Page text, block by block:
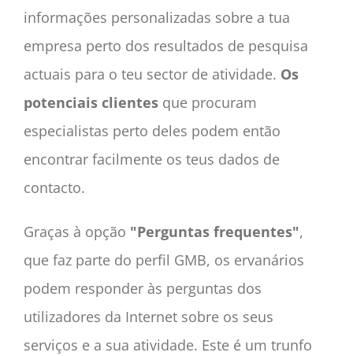
informações personalizadas sobre a tua
empresa perto dos resultados de pesquisa
actuais para o teu sector de atividade. Os
potenciais clientesque procuram
especialistas perto deles podem então
encontrar facilmente os teus dados de
contacto.
Graças à opção "Perguntas frequentes",
que faz parte do perfil GMB, os ervanários
podem responder às perguntas dos
utilizadores da Internet sobre os seus
serviços e a sua atividade. Este é um trunfo